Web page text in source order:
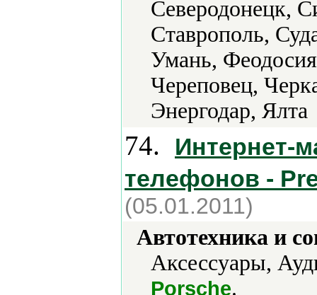
Северодонецк,
Ставрополь,
Умань,
Череповец,
Энергодар, Ялта
74.
Интернет-
телефонов -
(05.01.2011)
Автотехника и
Аксессуары,
Porsche.